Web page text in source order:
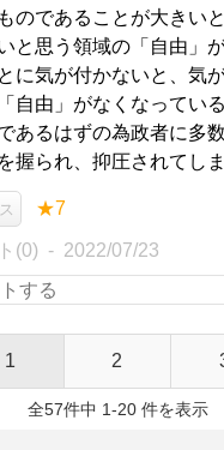
のであることが大きい
と思う領域の「自由」
に気が付かないと、気
自由」がなくなってい
あるはずの為政者に多
握られ、抑圧されてしま
★7
(0) 2022/07/23
1 2
全57件中 1-20 件を表示